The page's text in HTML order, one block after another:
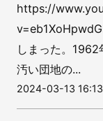
https://
しまった。1962
汚い団地の...
2024-03-13 16:13